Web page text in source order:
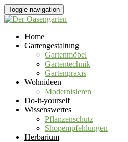
Toggle navigation
Home
Gartengestaltung
Gartenmöbel
Gartentechnik
Gartenpraxis
Wohnideen
Modernisieren
Do-it-yourself
Wissenswertes
Pflanzenschutz
Shopempfehlungen
Herbarium